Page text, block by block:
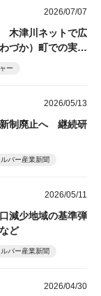
2026/07/07
木津川ネットで広
づか）町での実践
ー
2026/05/13
制廃止へ 継続研
ルバー産業新聞
2026/05/11
減少地域の基準弾
ど
ルバー産業新聞
2026/04/30